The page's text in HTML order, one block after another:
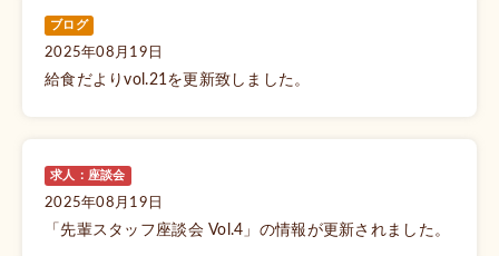
ブログ
2025年08月19日
給食だよりvol.21を更新致しました。
求人：座談会
2025年08月19日
「先輩スタッフ座談会 Vol.4」の情報が更新されました。